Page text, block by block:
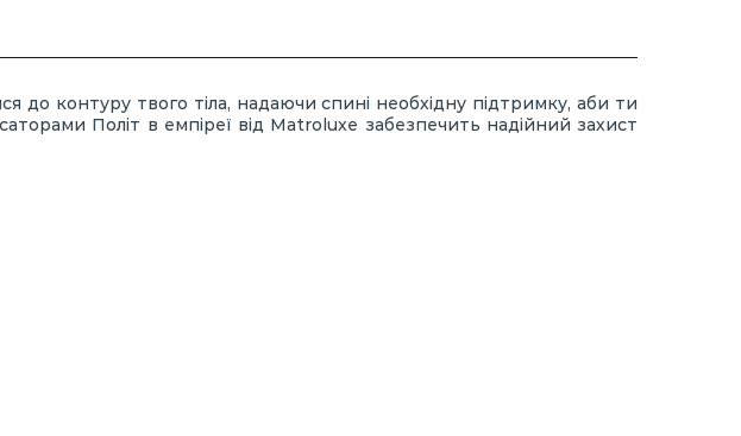
до контуру твого тіла, надаючи спині необхідну підтримку, аби ти
Політ в емпіреї від Matroluxe забезпечить надійний захист